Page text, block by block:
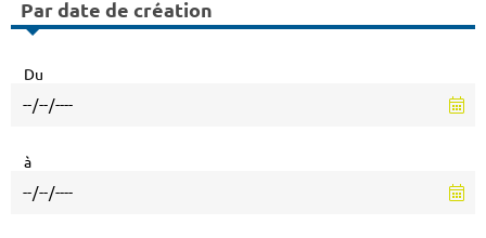
Par date de création
Du
à